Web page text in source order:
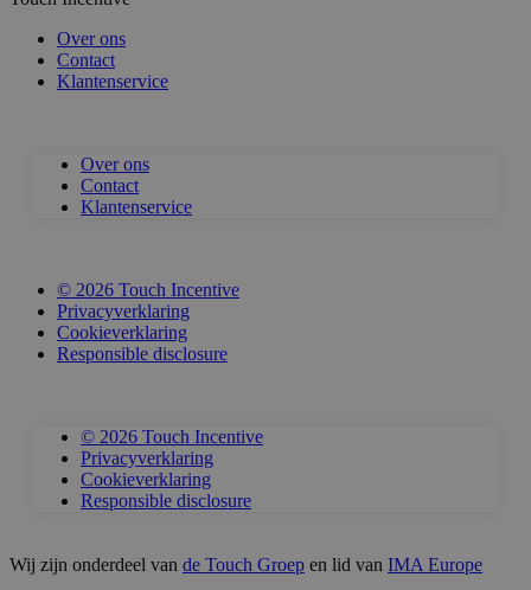
Over ons
Contact
Klantenservice
Over ons
Contact
Klantenservice
© 2026 Touch Incentive
Privacyverklaring
Cookieverklaring
Responsible disclosure
© 2026 Touch Incentive
Privacyverklaring
Cookieverklaring
Responsible disclosure
Wij zijn onderdeel van de Touch Groep en lid van IMA Europe